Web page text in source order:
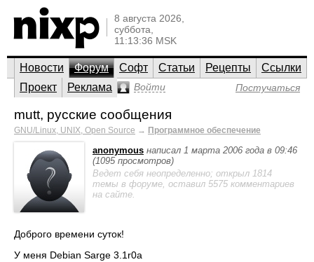
8 августа 2026,
суббота,
11:13:36 MSK
Новости Форум Софт Статьи Рецепты
Ссылки
Проект
Реклама Войти Постучаться
mutt, русские сообщения
GNU/Linux, UNIX, Open Source → Программное обеспечение
anonymous написал 1 марта 2006 года в 09:46
(1095 просмотров)
Ведет себя неопределенно; открыл 1814
темы в форуме, оставил 5575 комментариев
на сайте.
Доброго времени суток!
У меня Debian Sarge 3.1r0a